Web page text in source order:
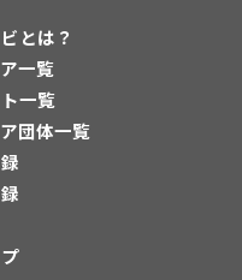
とは？
一覧
一覧
団体一覧